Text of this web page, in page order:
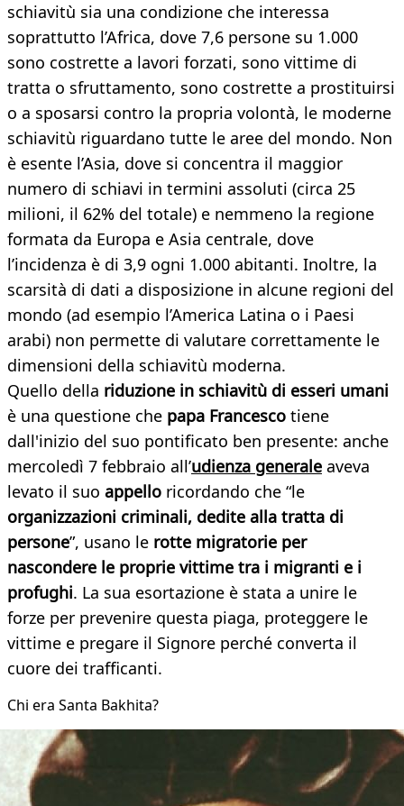
schiavitù sia una condizione che interessa
soprattutto l’Africa, dove 7,6 persone su 1.000
sono costrette a lavori forzati, sono vittime di
tratta o sfruttamento, sono costrette a prostituirsi
o a sposarsi contro la propria volontà, le moderne
schiavitù riguardano tutte le aree del mondo. Non
è esente l’Asia, dove si concentra il maggior
numero di schiavi in termini assoluti (circa 25
milioni, il 62% del totale) e nemmeno la regione
formata da Europa e Asia centrale, dove
l’incidenza è di 3,9 ogni 1.000 abitanti. Inoltre, la
scarsità di dati a disposizione in alcune regioni del
mondo (ad esempio l’America Latina o i Paesi
arabi) non permette di valutare correttamente le
dimensioni della schiavitù moderna.
Quello della riduzione in schiavitù di esseri umani
è una questione che papa Francesco tiene
dall'inizio del suo pontificato ben presente: anche
mercoledì 7 febbraio all’udienza generale aveva
levato il suo appello ricordando che “le
organizzazioni criminali, dedite alla tratta di
persone”, usano le rotte migratorie per
nascondere le proprie vittime tra i migranti e i
profughi. La sua esortazione è stata a unire le
forze per prevenire questa piaga, proteggere le
vittime e pregare il Signore perché converta il
cuore dei trafficanti.
Chi era Santa Bakhita?